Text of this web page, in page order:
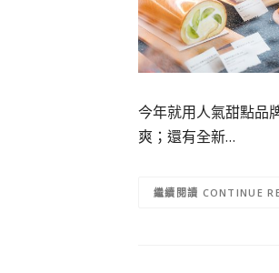
今年就用人氣甜點品
爽；還有全新…
CONTINUE